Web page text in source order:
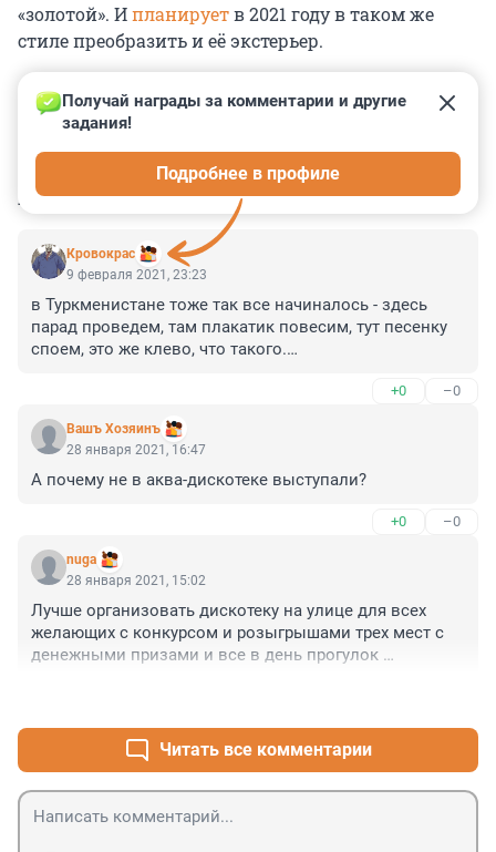
«золотой». Ипланируетв 2021 году в таком же
стиле преобразить и её экстерьер.
КОММЕНТАРИИ 21
Кровокрас
Получай награды за комментарии и другие
задания!
Подробнее в профиле
9 февраля 2021, 23:23
в Туркменистане тоже так все начиналось - здесь
парад проведем, там плакатик повесим, тут песенку
споем, это же клево, что такого.
И главное никто не понимает как же это так
получилось.
+0 –0
Вашъ Хозяинъ
28 января 2021, 16:47
А почему не в аква-дискотеке выступали?
+0 –0
nuga
28 января 2021, 15:02
Лучше организовать дискотеку на улице для всех
желающих с конкурсом и розыгрышами трех мест с
денежными призами и все в день прогулок
воскресенье на центральной площади,здорово
было,правда без конкурсов и гостей,прохожие
пускались в пляс.
Читать все комментарии